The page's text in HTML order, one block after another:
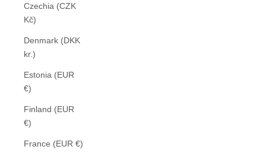
Czechia (CZK
Kč)
Denmark (DKK
kr.)
Estonia (EUR
€)
Finland (EUR
€)
France (EUR €)